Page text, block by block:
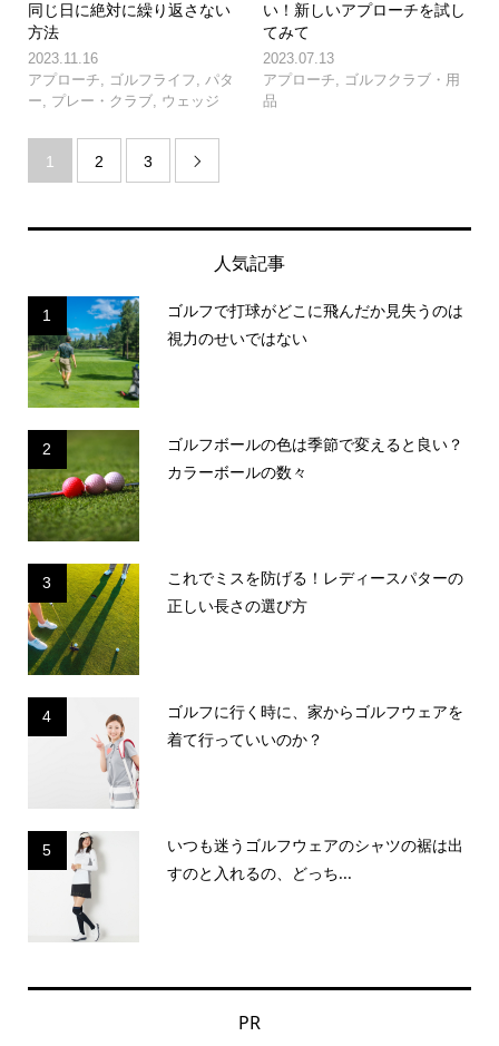
同じ日に絶対に繰り返さない
方法
2023.11.16
アプローチ, ゴルフライフ , パタ
ー, プレー・クラブ, ウェッジ
い！新しいアプローチを試し
てみて
2023.07.13
アプローチ, ゴルフクラブ・用
品
1 2 3 
人気記事
1
ゴルフで打球がどこに飛んだか見失うのは
視力のせいではない
2
ゴルフボールの色は季節で変えると良い？
カラーボールの数々
3
これでミスを防げる！レディースパターの
正しい長さの選び方
4
ゴルフに行く時に、家からゴルフウェアを
着て行っていいのか？
5
いつも迷うゴルフウェアのシャツの裾は出
すのと入れるの、どっち...
PR